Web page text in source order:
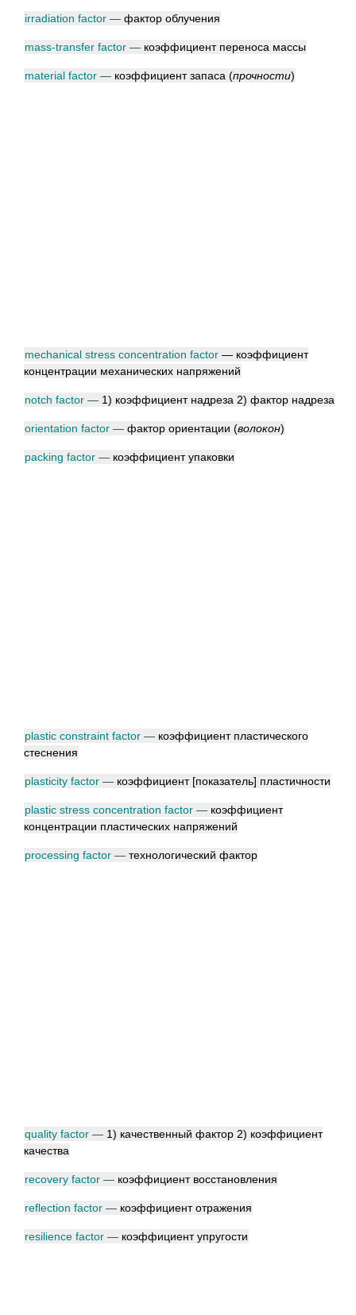
irradiation factor — фактор облучения
mass-transfer factor — коэффициент переноса массы
material factor — коэффициент запаса (прочности)
mechanical stress concentration factor — коэффициент
концентрации механических напряжений
notch factor — 1) коэффициент надреза 2) фактор надреза
orientation factor — фактор ориентации (волокон)
packing factor — коэффициент упаковки
plastic constraint factor — коэффициент пластического
стеснения
plasticity factor — коэффициент [показатель] пластичности
plastic stress concentration factor — коэффициент
концентрации пластических напряжений
processing factor — технологический фактор
quality factor — 1) качественный фактор 2) коэффициент
качества
recovery factor — коэффициент восстановления
reflection factor — коэффициент отражения
resilience factor — коэффициент упругости